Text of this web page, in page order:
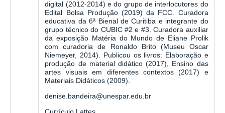
digital (2012-2014) e do grupo de interlocutores do
Edital Bolsa Produção (2019) da FCC. Curadora
educativa da 6ª Bienal de Curitiba e integrante do
grupo técnico do CUBIC #2 e #3. Curadora auxiliar
da exposição Matéria do Mundo de Eliane Prolik
com curadoria de Ronaldo Brito (Museu Oscar
Niemeyer, 2014). Publicou os livros: Elaboração e
produção de material didático (2017), Ensino das
artes visuais em diferentes contextos (2017) e
Materiais Didáticos (2009).
denise.bandeira@unespar.edu.br